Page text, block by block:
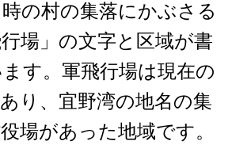
の村の集落にかぶさる
場」の文字と区域が書
す。軍飛行場は現在の
り、宜野湾の地名の集
場があった地域です。